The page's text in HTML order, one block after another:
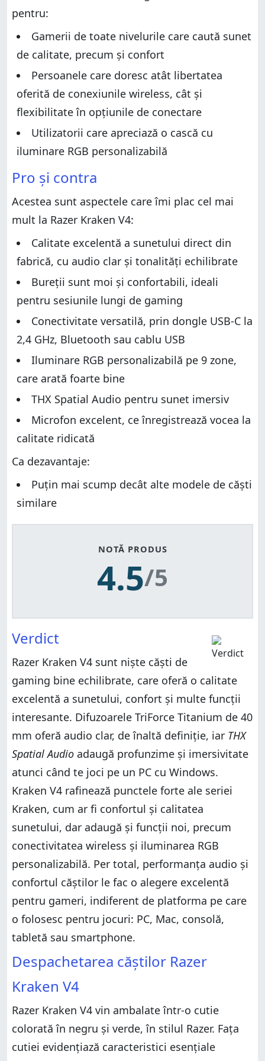
Experiența de utilizare a căștilor de gaming Razer
Kraken V4
Ce părere ai despre căștile Razer Kraken V4?
Design și specificații hardware
Experiența de utilizare a căștilor de gaming Razer
Kraken V4
Software inclus cu Razer Kraken V4
Ce părere ai despre căștile Razer Kraken V4?
pentru:
Gamerii de toate nivelurile care caută sunet
de calitate, precum și confort
Persoanele care doresc atât libertatea
oferită de conexiunile wireless, cât și
flexibilitate în opțiunile de conectare
Utilizatorii care apreciază o cască cu
iluminare RGB personalizabilă
Pro și contra
Acestea sunt aspectele care îmi plac cel mai
mult la Razer Kraken V4:
Calitate excelentă a sunetului direct din
fabrică, cu audio clar și tonalități echilibrate
Bureții sunt moi și confortabili, ideali
pentru sesiunile lungi de gaming
Conectivitate versatilă, prin dongle USB-C la
2,4 GHz, Bluetooth sau cablu USB
Iluminare RGB personalizabilă pe 9 zone,
care arată foarte bine
THX Spatial Audio pentru sunet imersiv
Microfon excelent, ce înregistrează vocea la
calitate ridicată
Ca dezavantaje:
Puțin mai scump decât alte modele de căști
similare
NOTĂ PRODUS
4.5/5
Verdict
Razer Kraken V4 sunt niște căști de
gaming bine echilibrate, care oferă o calitate
excelentă a sunetului, confort și multe funcții
interesante. Difuzoarele TriForce Titanium de 40
mm oferă audio clar, de înaltă definiție, iar THX
Spatial Audio adaugă profunzime și imersivitate
atunci când te joci pe un PC cu Windows.
Kraken V4 rafinează punctele forte ale seriei
Kraken, cum ar fi confortul și calitatea
sunetului, dar adaugă și funcții noi, precum
conectivitatea wireless și iluminarea RGB
personalizabilă. Per total, performanța audio și
confortul căștilor le fac o alegere excelentă
pentru gameri, indiferent de platforma pe care
o folosesc pentru jocuri: PC, Mac, consolă,
tabletă sau smartphone.
Despachetarea căștilor Razer
Kraken V4
Razer Kraken V4 vin ambalate într-o cutie
colorată în negru și verde, în stilul Razer. Fața
cutiei evidențiază caracteristici esențiale